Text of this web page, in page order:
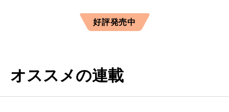
好評発売中
オススメの連載